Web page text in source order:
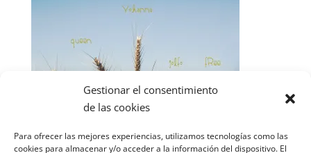
Gestionar el consentimiento
de las cookies
Para ofrecer las mejores experiencias, utilizamos tecnologías como las
cookies para almacenar y/o acceder a la información del dispositivo. El